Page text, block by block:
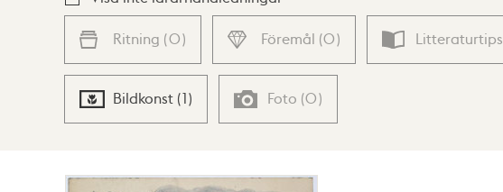
Ritning (0) Föremål (0) Litteraturtips
Bildkonst (1) Foto (0)